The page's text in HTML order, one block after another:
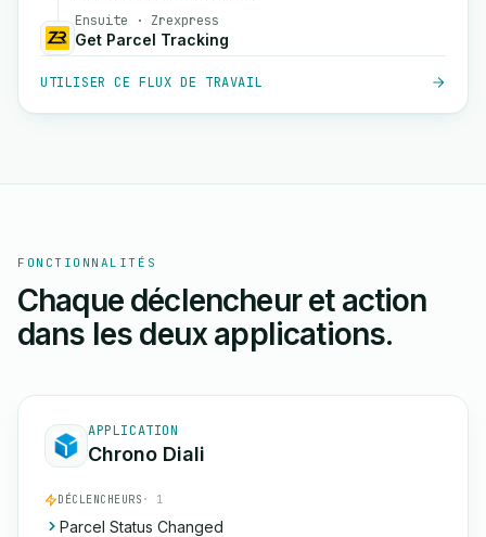
Ensuite · Zrexpress
Get Parcel Tracking
UTILISER CE FLUX DE TRAVAIL
FONCTIONNALITÉS
Chaque déclencheur et action
dans les deux applications.
APPLICATION
Chrono Diali
DÉCLENCHEURS · 1
Parcel Status Changed